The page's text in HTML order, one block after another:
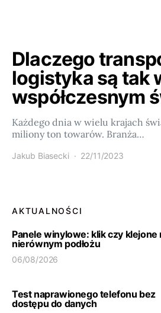
Dlaczego
logistyka są tak
współczesnym
Każdego dnia w wielu krajach
miliony ton towarów. Branża…
Jakub Biasecki 22/11/2023
AKTUALNOŚCI
Panele winylowe: klik czy klejone
nierównym podłożu
06/08/2026
Test naprawionego telefonu bez
dostępu do danych